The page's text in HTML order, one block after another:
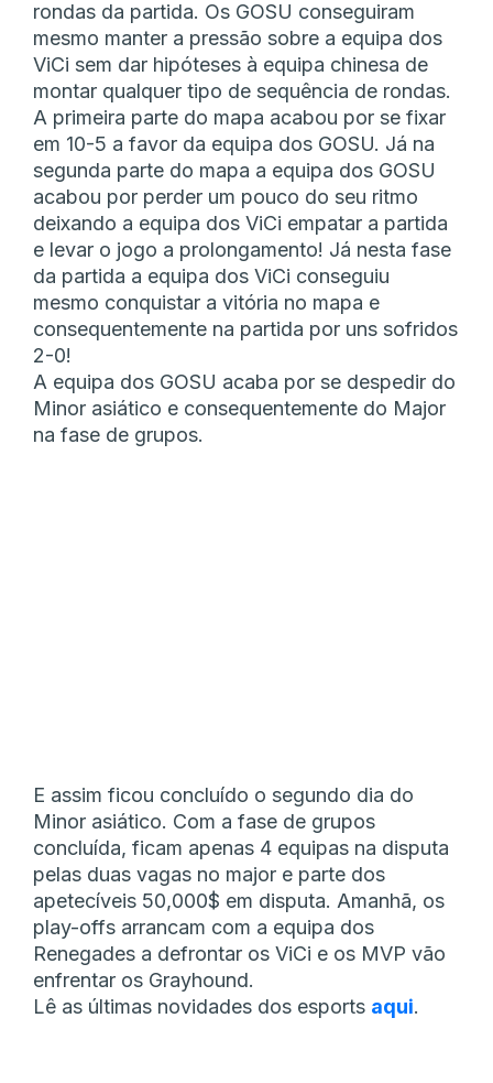
rondas da partida. Os GOSU conseguiram
mesmo manter a pressão sobre a equipa dos
ViCi sem dar hipóteses à equipa chinesa de
montar qualquer tipo de sequência de rondas.
A primeira parte do mapa acabou por se fixar
em 10-5 a favor da equipa dos GOSU. Já na
segunda parte do mapa a equipa dos GOSU
acabou por perder um pouco do seu ritmo
deixando a equipa dos ViCi empatar a partida
e levar o jogo a prolongamento! Já nesta fase
da partida a equipa dos ViCi conseguiu
mesmo conquistar a vitória no mapa e
consequentemente na partida por uns sofridos
2-0!
A equipa dos GOSU acaba por se despedir do
Minor asiático e consequentemente do Major
na fase de grupos.
E assim ficou concluído o segundo dia do
Minor asiático. Com a fase de grupos
concluída, ficam apenas 4 equipas na disputa
pelas duas vagas no major e parte dos
apetecíveis 50,000$ em disputa. Amanhã, os
play-offs arrancam com a equipa dos
Renegades a defrontar os ViCi e os MVP vão
enfrentar os Grayhound.
Lê as últimas novidades dos esports aqui.